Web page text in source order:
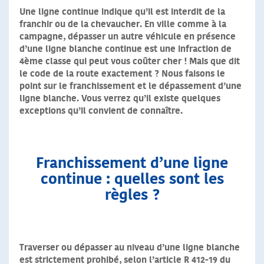
Une ligne continue indique qu’il est interdit de la
franchir ou de la chevaucher. En ville comme à la
campagne, dépasser un autre véhicule en présence
d’une ligne blanche continue est une infraction de
4ème classe qui peut vous coûter cher ! Mais que dit
le code de la route exactement ? Nous faisons le
point sur le franchissement et le dépassement d’une
ligne blanche. Vous verrez qu’il existe quelques
exceptions qu’il convient de connaître.
Franchissement d’une ligne
continue : quelles sont les
règles ?
Traverser ou dépasser au niveau d’une ligne blanche
est strictement prohibé, selon l’article R 412-19 du